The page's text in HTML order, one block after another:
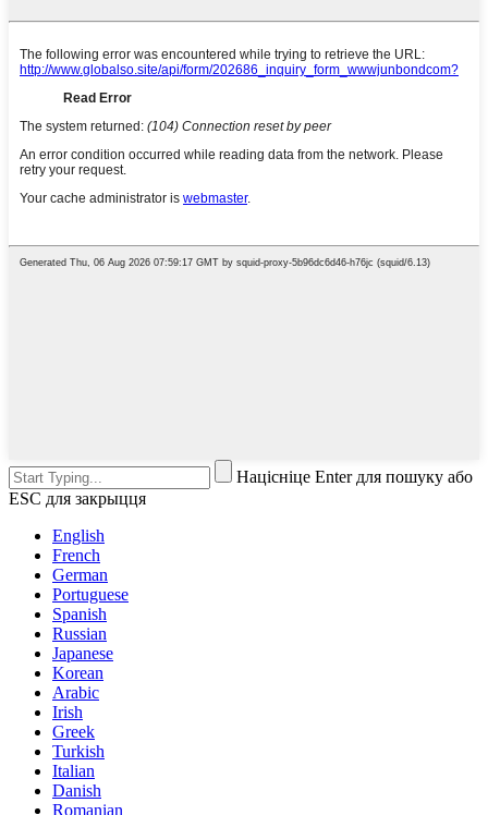
Націсніце Enter для пошуку або
ESC для закрыцця
English
French
German
Portuguese
Spanish
Russian
Japanese
Korean
Arabic
Irish
Greek
Turkish
Italian
Danish
Romanian